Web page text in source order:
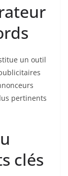
un outil
pertinents
clés